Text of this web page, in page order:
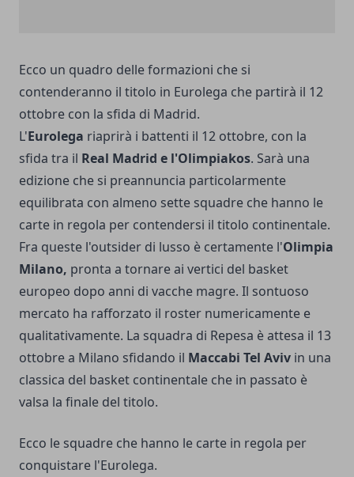
Ecco un quadro delle formazioni che si
contenderanno il titolo in Eurolega che partirà il 12
ottobre con la sfida di Madrid.
L'Eurolega riaprirà i battenti il 12 ottobre, con la
sfida tra il Real Madrid e l'Olimpiakos. Sarà una
edizione che si preannuncia particolarmente
equilibrata con almeno sette squadre che hanno le
carte in regola per contendersi il titolo continentale.
Fra queste l'outsider di lusso è certamente l'Olimpia
Milano, pronta a tornare ai vertici del basket
europeo dopo anni di vacche magre. Il sontuoso
mercato ha rafforzato il roster numericamente e
qualitativamente. La squadra di Repesa è attesa il 13
ottobre a Milano sfidando il Maccabi Tel Aviv in una
classica del basket continentale che in passato è
valsa la finale del titolo.
Ecco le squadre che hanno le carte in regola per
conquistare l'Eurolega.